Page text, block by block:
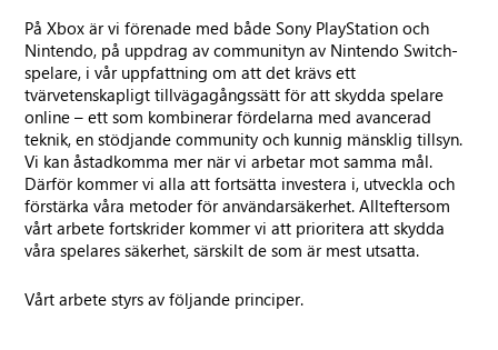
På Xbox är vi förenade med både Sony PlayStation och
Nintendo, på uppdrag av communityn av Nintendo Switch-
spelare, i vår uppfattning om att det krävs ett
tvärvetenskapligt tillvägagångssätt för att skydda spelare
online – ett som kombinerar fördelarna med avancerad
teknik, en stödjande community och kunnig mänsklig tillsyn.
Vi kan åstadkomma mer när vi arbetar mot samma mål.
Därför kommer vi alla att fortsätta investera i, utveckla och
förstärka våra metoder för användarsäkerhet. Allteftersom
vårt arbete fortskrider kommer vi att prioritera att skydda
våra spelares säkerhet, särskilt de som är mest utsatta.
Vårt arbete styrs av följande principer.